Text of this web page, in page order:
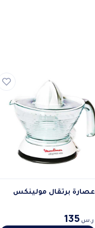
عصارة برتقال مولينكس
ر.س 135